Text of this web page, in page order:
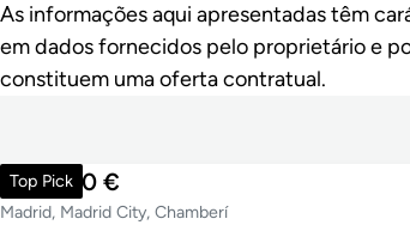
As informações aqui apresentadas têm
em dados fornecidos pelo proprietário e
constituem uma oferta contratual.
Top Pick
990.000 €
Madrid, Madrid City, Chamberí